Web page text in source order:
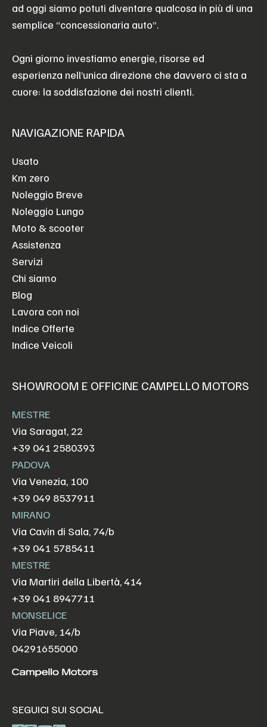
ad oggi siamo potuti diventare qualcosa in più di una
semplice “concessionaria auto”.
Ogni giorno investiamo energie, risorse ed
esperienza nell’unica direzione che davvero ci sta a
cuore: la soddisfazione dei nostri clienti.
NAVIGAZIONE RAPIDA
Usato
Km zero
Noleggio Breve
Noleggio Lungo
Moto & scooter
Assistenza
Servizi
Chi siamo
Blog
Lavora con noi
Indice Offerte
Indice Veicoli
SHOWROOM E OFFICINE CAMPELLO MOTORS
MESTRE
Via Saragat, 22
+39 041 2580393
PADOVA
Via Venezia, 100
+39 049 8537911
MIRANO
Via Cavin di Sala, 74/b
+39 041 5785411
MESTRE
Via Martiri della Libertà, 414
+39 041 8947711
MONSELICE
Via Piave, 14/b
04291655000
SEGUICI SUI SOCIAL